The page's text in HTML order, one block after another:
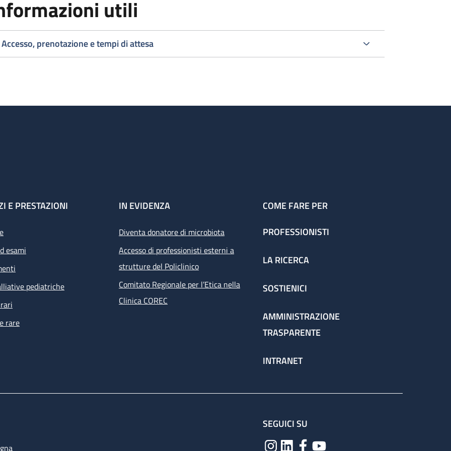
è iscritto alla Federazione Centri per la diagnosi della trombosi e la Sorveglianza delle terapie
(FCSA); ha da questa ottenuto l'accreditamento del 2012 con un punteggio di Ottimo,
della gestione degli AVK, con Tempo Trascorso in Range risultato per il 2017 del 78,95% versus la
utili
Accesso, prenotazione e tempi di attesa
E PRESTAZIONI
esami
pediatriche
rare
IN EVIDENZA
Diventa donatore di microbiota
Accesso di professionisti esterni a
strutture del Policlinico
Comitato Regionale per l’Etica nella
Clinica COREC
COME FARE PER
PROFESSIONISTI
LA RICERCA
SOSTIENICI
AMMINISTRAZIONE
TRASPARENTE
INTRANET
SEGUICI SU